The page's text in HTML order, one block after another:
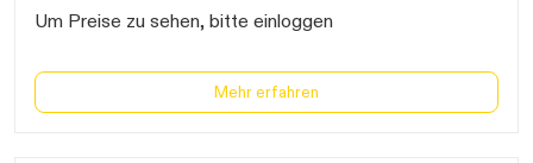
Um Preise zu sehen, bitte einloggen
Mehr erfahren